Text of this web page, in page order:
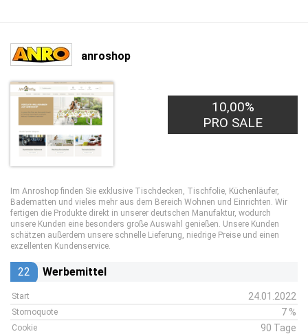
anroshop
10,00%
PRO SALE
Im Anroshop finden Sie exklusive Tischdecken, Tischfolie, Küchenläufer,
Badematten und vieles mehr aus dem Bereich Wohnen und Einrichten. Wir
fertigen die Produkte direkt in unserer deutschen Manufaktur, wodurch
unsere Kunden eine besonders große Auswahl genießen. Unsere Kunden
schätzen außerdem unsere schnelle Lieferung, niedrige Preise und einen
exzellenten Kundenservice.
22 Werbemittel
Start 24.01.2022
Stornoquote 7 %
Cookie 90 Tage